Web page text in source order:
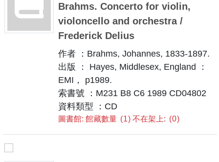
Brahms. Concerto for violin,
violoncello and orchestra /
Frederick Delius
作者 ：Brahms, Johannes, 1833-1897.
出版 ： Hayes, Middlesex, England ：
EMI， p1989.
索書號 ：M231 B8 C6 1989 CD04802
資料類型 ：CD
圖書館: 館藏數量 1 不在架上: 0